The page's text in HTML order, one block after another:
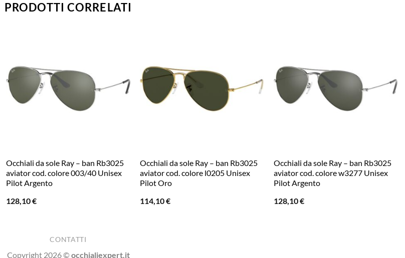
PRODOTTI CORRELATI
Occhiali da sole Ray – ban Rb3025
aviator cod. colore 003/40 Unisex
Pilot Argento
128,10€
Occhiali da sole Ray – ban Rb3025
aviator cod. colore l0205 Unisex
Pilot Oro
114,10€
Occhiali da sole Ray – ban Rb3025
aviator cod. colore w3277 Unisex
Pilot Argento
128,10€
CONTATTI
Copyright 2026 ©occhialiexpert.it